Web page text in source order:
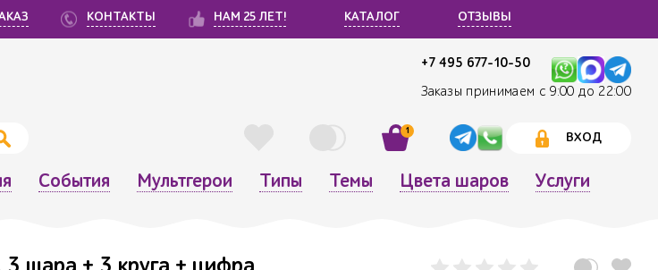
КОНТАКТЫ НАМ 25 ЛЕТ! КАТАЛОГ ОТЗЫВЫ
+7 495 677-10-50
Заказы принимаем с 9:00 до 22:00
1
ВХОД
События Мультгерои Типы Темы Цвета шаров Услуги